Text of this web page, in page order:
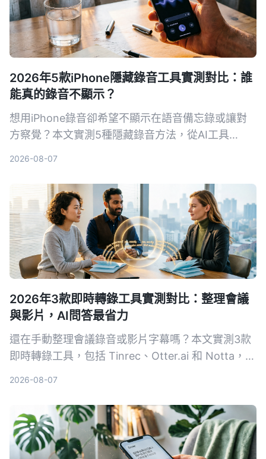
2026年5款iPhone隱藏錄音工具實測對比：誰
能真的錄音不顯示？
想用iPhone錄音卻希望不顯示在語音備忘錄或讓對
方察覺？本文實測5種隱藏錄音方法，從AI工具
2026-08-07
2026年3款即時轉錄工具實測對比：整理會議
與影片，AI問答最省力
還在手動整理會議錄音或影片字幕嗎？本文實測3款
即時轉錄工具，包括 Tinrec、Otter.ai 和 Notta，從
2026-08-07